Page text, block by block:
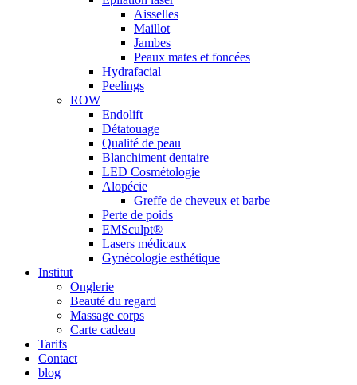
Aisselles
Maillot
Jambes
Peaux mates et foncées
Hydrafacial
Peelings
ROW
Endolift
Détatouage
Qualité de peau
Blanchiment dentaire
LED Cosmétologie
Alopécie
Greffe de cheveux et barbe
Perte de poids
EMSculpt®
Lasers médicaux
Gynécologie esthétique
Institut
Onglerie
Beauté du regard
Massage corps
Carte cadeau
Tarifs
Contact
blog